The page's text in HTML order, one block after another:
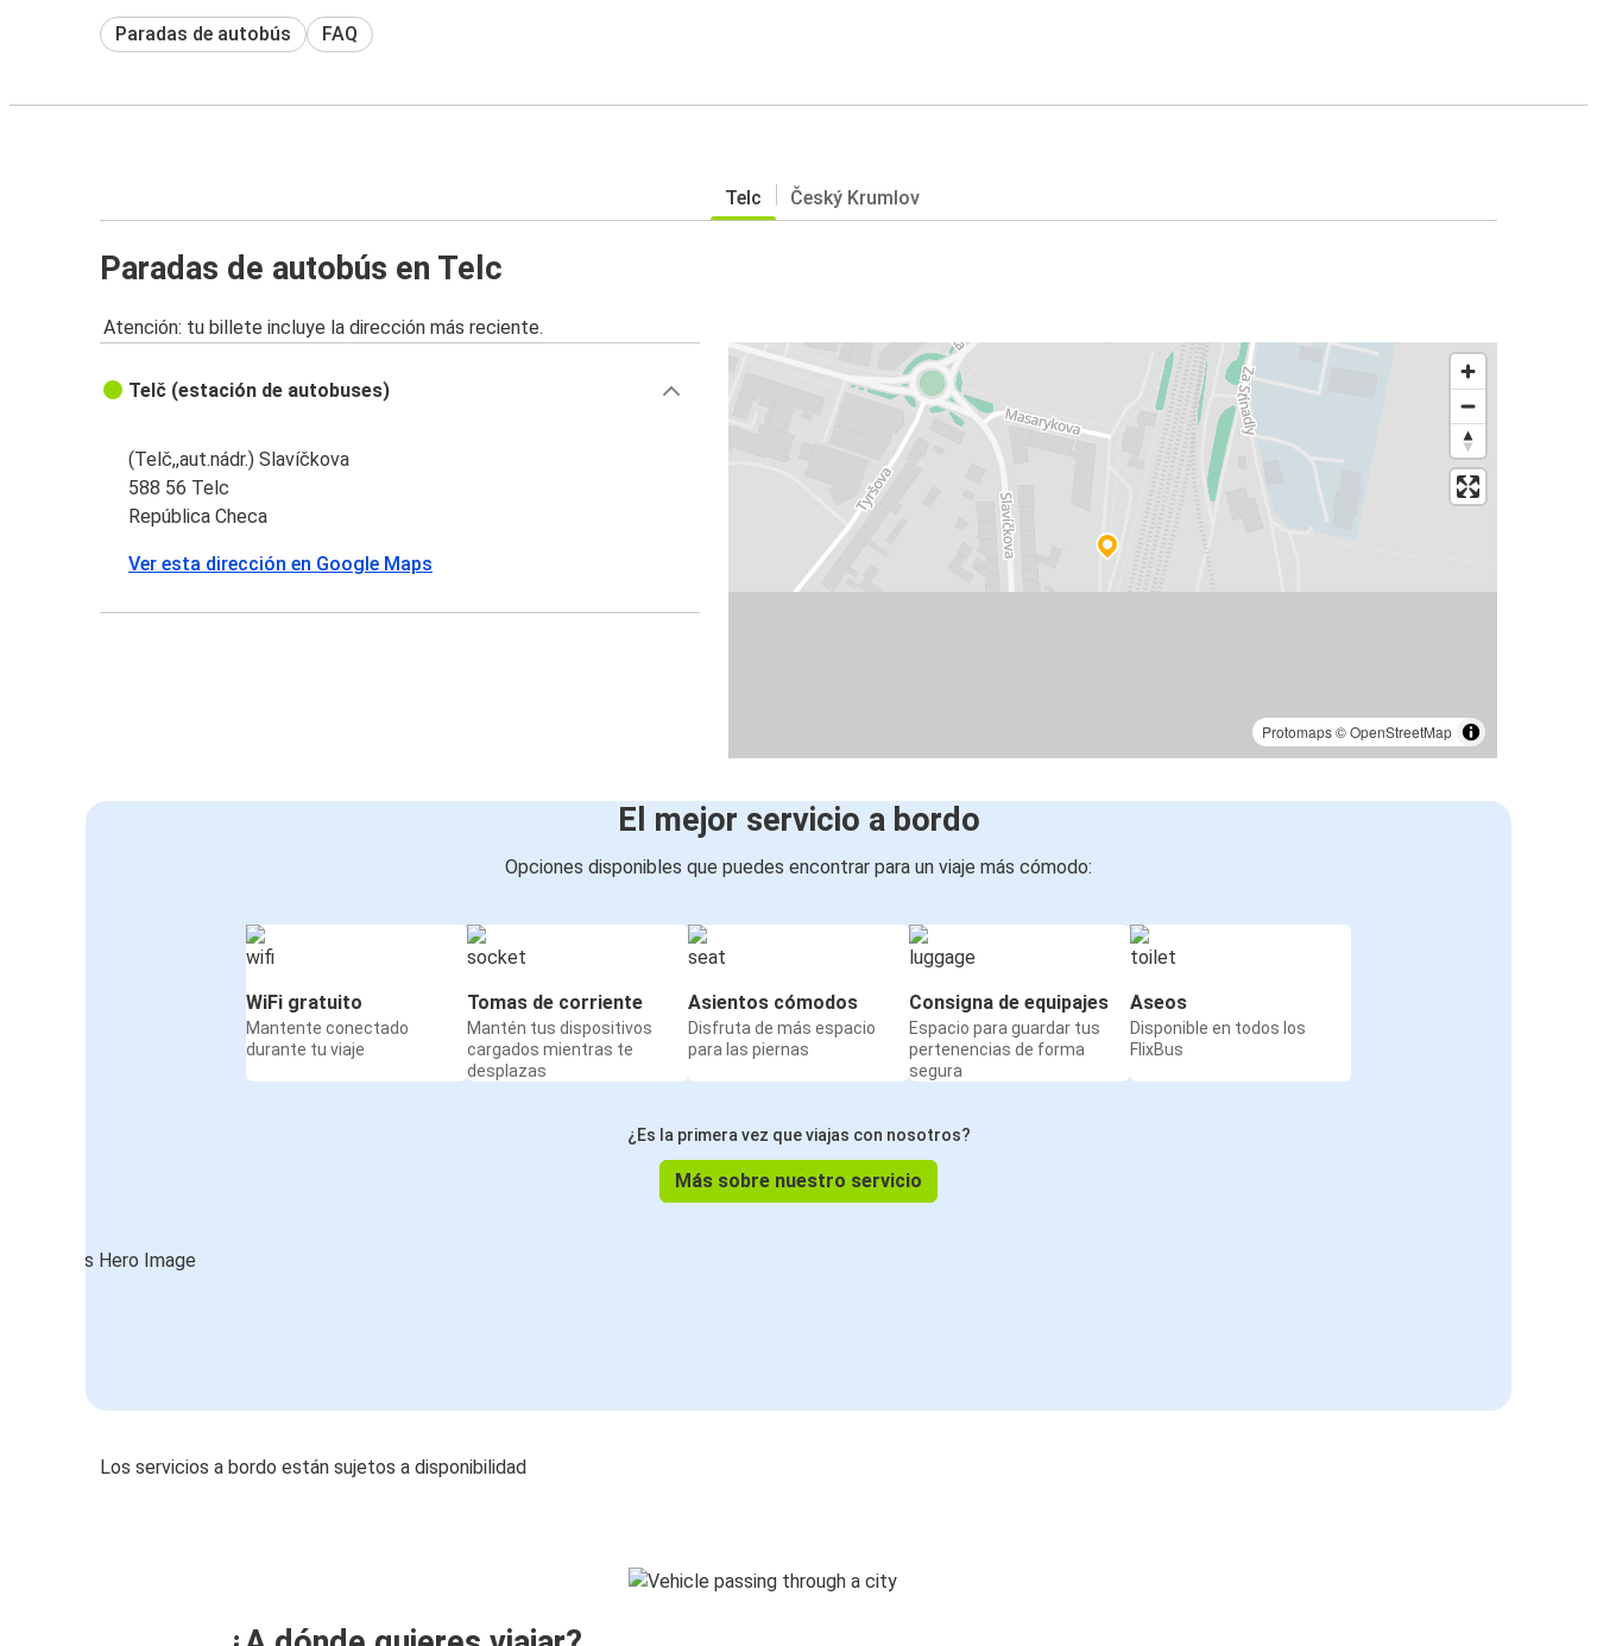
Paradas de autobús FAQ
Telc Český Krumlov
Paradas de autobús en Telc
Atención: tu billete incluye la dirección más reciente.
Protomaps©OpenStreetMap
Telč (estación de autobuses)
(Telč,,aut.nádr.) Slavíčkova
588 56 Telc
República Checa
Ver esta dirección en Google Maps
El mejor servicio a bordo
Opciones disponibles que puedes encontrar para un viaje más cómodo:
WiFi gratuito
Mantente conectado
durante tu viaje
Tomas de corriente
Mantén tus dispositivos
cargados mientras te
desplazas
Asientos cómodos
Disfruta de más espacio
para las piernas
Consigna de equipajes
Espacio para guardar tus
pertenencias de forma
segura
Aseos
Disponible en todos los
FlixBus
¿Es la primera vez que viajas con nosotros?
Más sobre nuestro servicio
Los servicios a bordo están sujetos a disponibilidad